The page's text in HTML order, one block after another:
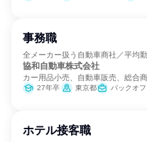
事務職
全メーカー扱う自動車商社／平均
協和自動車株式会社
カー用品小売、自動車販売、総合
27年卒 東京都 バックオ
ホテル接客職